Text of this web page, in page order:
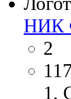
НИК
2
1,